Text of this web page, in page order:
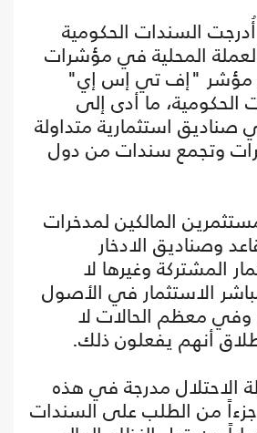
فمنذ عام 2020 أُدرجت السندات الحكومية
المحلية في مؤشرات
مؤشر "إف تي إس إي"
الحكومية، ما أدى إلى
صناديق استثمارية متداولة
وتجمع سندات من دول
المالكين لمدخرات
وصناديق الادخار
المشتركة وغيرها لا
الاستثمار في الأصول
وفي معظم الحالات لا
أنهم يفعلون ذلك.
الاحتلال مدرجة في هذه
من الطلب على السندات